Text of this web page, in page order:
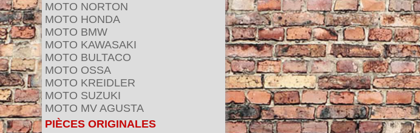
MOTO NORTON
MOTO HONDA
MOTO BMW
MOTO KAWASAKI
MOTO BULTACO
MOTO OSSA
MOTO KREIDLER
MOTO SUZUKI
MOTO MV AGUSTA
PIÈCES ORIGINALES